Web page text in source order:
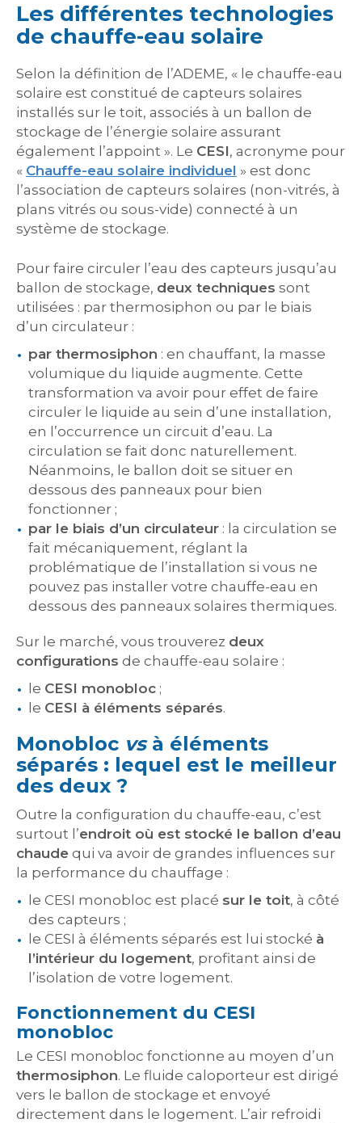
Les différentes technologies
de chauffe-eau solaire
Selon la définition de l’ADEME, « le chauffe-eau
solaire est constitué de capteurs solaires
installés sur le toit, associés à un ballon de
stockage de l’énergie solaire assurant
également l’appoint ». Le CESI, acronyme pour
« Chauffe-eau solaire individuel » est donc
l’association de capteurs solaires (non-vitrés, à
plans vitrés ou sous-vide) connecté à un
système de stockage.
Pour faire circuler l’eau des capteurs jusqu’au
ballon de stockage, deux techniques sont
utilisées : par thermosiphon ou par le biais
d’un circulateur :
par thermosiphon : en chauffant, la masse
volumique du liquide augmente. Cette
transformation va avoir pour effet de faire
circuler le liquide au sein d’une installation,
en l’occurrence un circuit d’eau. La
circulation se fait donc naturellement.
Néanmoins, le ballon doit se situer en
dessous des panneaux pour bien
fonctionner ;
par le biais d’un circulateur : la circulation se
fait mécaniquement, réglant la
problématique de l’installation si vous ne
pouvez pas installer votre chauffe-eau en
dessous des panneaux solaires thermiques.
Sur le marché, vous trouverez deux
configurations de chauffe-eau solaire :
le CESI monobloc ;
le CESI à éléments séparés.
Monobloc vsà éléments
séparés : lequel est le meilleur
des deux ?
Outre la configuration du chauffe-eau, c’est
surtout l’endroit où est stocké le ballon d’eau
chaude qui va avoir de grandes influences sur
la performance du chauffage :
le CESI monobloc est placé sur le toit, à côté
des capteurs ;
le CESI à éléments séparés est lui stocké à
l’intérieur du logement, profitant ainsi de
l’isolation de votre logement.
Fonctionnement du CESI
monobloc
Le CESI monobloc fonctionne au moyen d’un
thermosiphon. Le fluide caloporteur est dirigé
vers le ballon de stockage et envoyé
directement dans le logement. L’air refroidi